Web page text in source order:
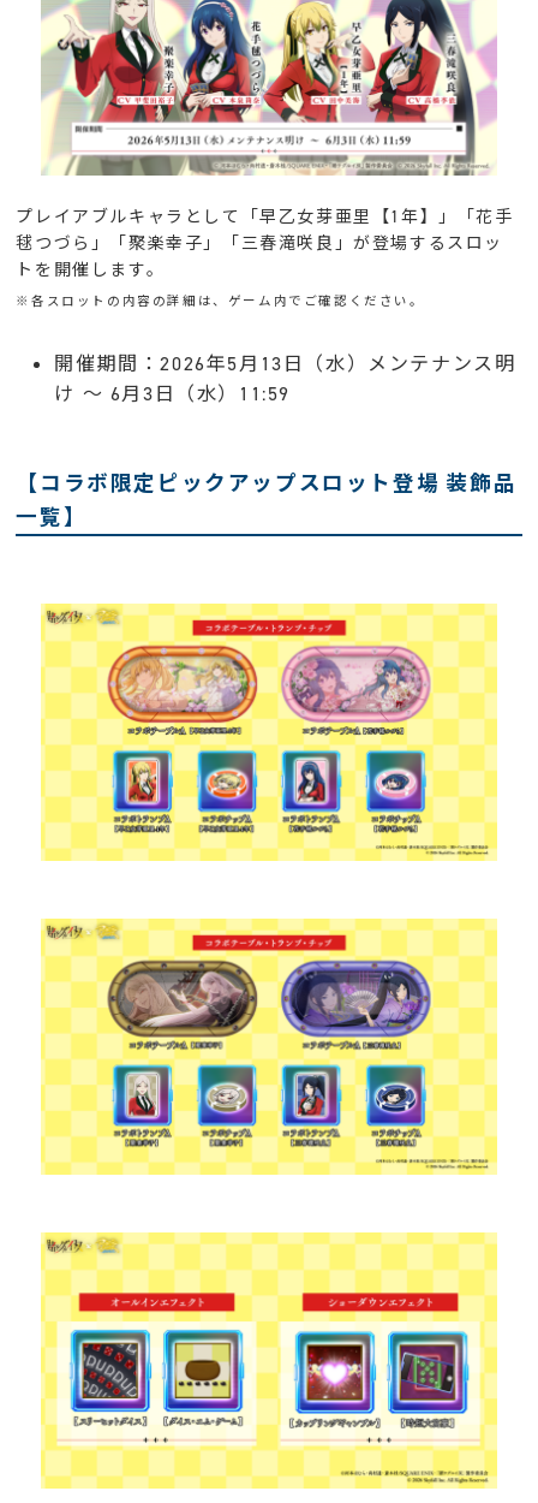
プレイアブルキャラとして「早乙女芽亜里【1年】」「花手
毬つづら」「聚楽幸子」「三春滝咲良」が登場するスロッ
トを開催します。
※各スロットの内容の詳細は、ゲーム内でご確認ください。
開催期間：2026年5月13日（水）メンテナンス明
け 〜 6月3日（水）11:59
【コラボ限定ピックアップスロット登場 装飾品
一覧】